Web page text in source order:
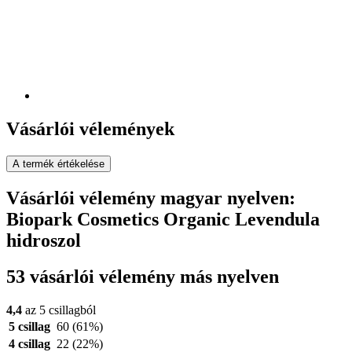
Vásárlói vélemények
A termék értékelése
Vásárlói vélemény magyar nyelven:
Biopark Cosmetics Organic Levendula
hidroszol
53 vásárlói vélemény más nyelven
4,4 az 5 csillagból
5 csillag 60 (61%)
4 csillag 22 (22%)